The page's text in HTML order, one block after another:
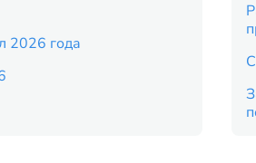
2026 года